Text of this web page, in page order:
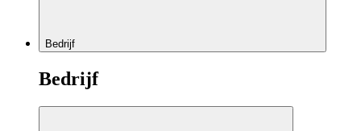
Bedrijf
Bedrijf